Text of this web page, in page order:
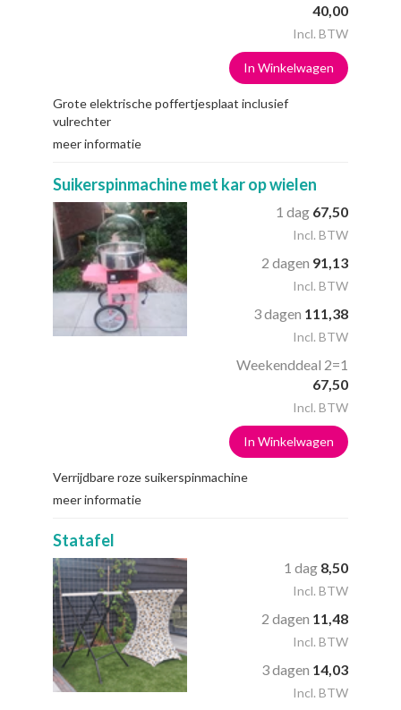
40,00
Incl. BTW
In Winkelwagen
Grote elektrische poffertjesplaat inclusief
vulrechter
meer informatie
Suikerspinmachine met kar op wielen
1 dag 67,50
Incl. BTW
2 dagen 91,13
Incl. BTW
3 dagen 111,38
Incl. BTW
Weekenddeal 2=1
67,50
Incl. BTW
In Winkelwagen
Verrijdbare roze suikerspinmachine
meer informatie
Statafel
1 dag 8,50
Incl. BTW
2 dagen 11,48
Incl. BTW
3 dagen 14,03
Incl. BTW